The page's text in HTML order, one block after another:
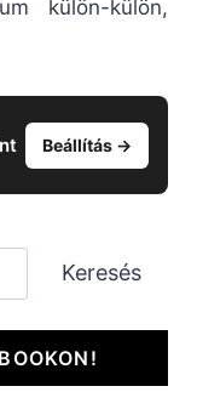
külön-külön,
Beállítás →
Keresés